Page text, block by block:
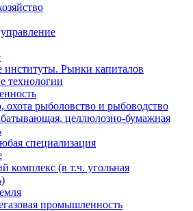
Рынки капиталов
технологии
охота рыболовство и рыбоводство
целлюлозно-бумажная
специализация
комплекс (в т.ч. угольная
промышленность